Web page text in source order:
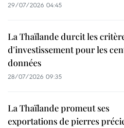
29/07/2026 04:45
La Thaïlande durcit les
d'investissement pour les
données
28/07/2026 09:35
La Thaïlande promeut ses
exportations de pierres